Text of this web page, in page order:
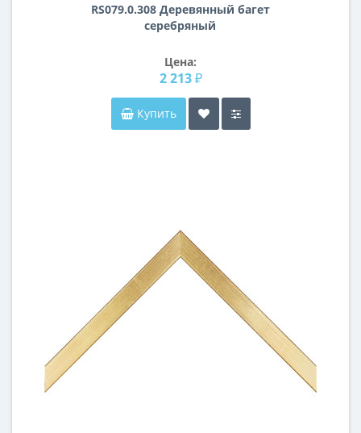
RS079.0.308 Деревянный багет
серебряный
Цена:
2 213 ₽
Купить